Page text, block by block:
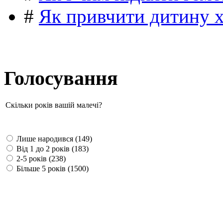
# Як привчити дитину
Голосування
Скільки років вашій малечі?
Лише народився (149)
Від 1 до 2 років (183)
2-5 років (238)
Більше 5 років (1500)